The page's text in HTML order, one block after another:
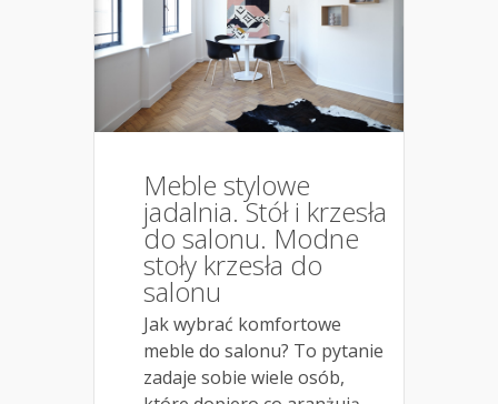
Meble stylowe
jadalnia. Stół i krzesła
do salonu. Modne
stoły krzesła do
salonu
Jak wybrać komfortowe
meble do salonu? To pytanie
zadaje sobie wiele osób,